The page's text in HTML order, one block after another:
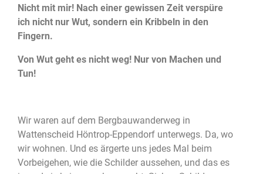
Nicht mit mir! Nach einer gewissen Zeit verspüre
ich nicht nur Wut, sondern ein Kribbeln in den
Fingern.
Von Wut geht es nicht weg! Nur von Machen und
Tun!
Wir waren auf dem Bergbauwanderweg in
Wattenscheid Höntrop-Eppendorf unterwegs. Da, wo
wir wohnen. Und es ärgerte uns jedes Mal beim
Vorbeigehen, wie die Schilder aussehen, und das es